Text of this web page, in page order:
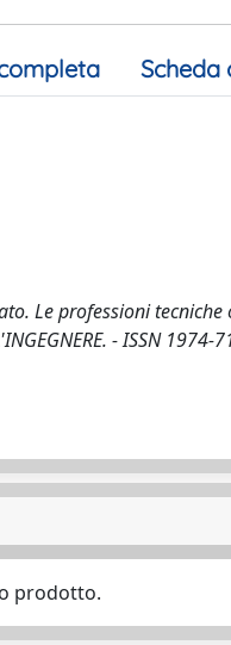
Scheda
Le professioni
- ISSN
prodotto.